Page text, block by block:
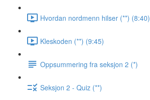
Hvordan nordmenn hilser (**) (8:40)
Kleskoden (**) (9:45)
Oppsummering fra seksjon 2 (*)
Seksjon 2 - Quiz (**)